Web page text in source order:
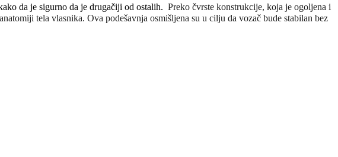
da je sigurno da je drugačiji od ostalih. Preko čvrste konstrukcije, koja je ogoljena i
tela vlasnika. Ova podešavnja osmišljena su u cilju da vozač bude stabilan bez